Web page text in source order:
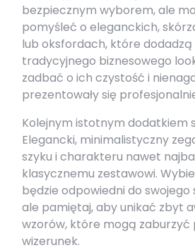
bezpiecznym wyborem, ale
pomyśleć o eleganckich,
lub oksfordach, które dodadzą
tradycyjnego biznesowego
zadbać o ich czystość i
prezentowały się
Kolejnym istotnym dodatkiem
Elegancki, minimalistyczny
szyku i charakteru nawet
klasycznemu zestawowi.
będzie odpowiedni do
ale pamiętaj, aby unikać zbyt
wzorów, które mogą zaburzyć
wizerunek.